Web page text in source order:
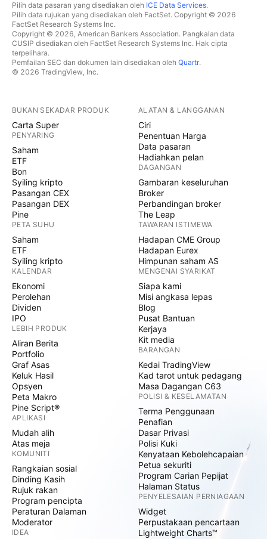
Pilih data pasaran yang disediakan oleh ICE Data Services.
Pilih data rujukan yang disediakan oleh FactSet. Copyright © 2026
FactSet Research Systems Inc.
Copyright © 2026, American Bankers Association. Pangkalan data
CUSIP disediakan oleh FactSet Research Systems Inc. Hak cipta
terpelihara.
Pemfailan SEC dan dokumen lain disediakan oleh Quartr.
© 2026 TradingView, Inc.
BUKAN SEKADAR PRODUK
Carta Super
PENYARING
Saham
ETF
Bon
Syiling kripto
Pasangan CEX
Pasangan DEX
Pine
PETA SUHU
Saham
ETF
Syiling kripto
KALENDAR
Ekonomi
Perolehan
Dividen
IPO
LEBIH PRODUK
Aliran Berita
Portfolio
Graf Asas
Keluk Hasil
Opsyen
Peta Makro
Pine Script®
APLIKASI
Mudah alih
Atas meja
KOMUNITI
Rangkaian sosial
Dinding Kasih
Rujuk rakan
Program pencipta
Peraturan Dalaman
Moderator
IDEA
ALATAN & LANGGANAN
Ciri
Penentuan Harga
Data pasaran
Hadiahkan pelan
DAGANGAN
Gambaran keseluruhan
Broker
Perbandingan broker
The Leap
TAWARAN ISTIMEWA
Hadapan CME Group
Hadapan Eurex
Himpunan saham AS
MENGENAI SYARIKAT
Siapa kami
Misi angkasa lepas
Blog
Pusat Bantuan
Kerjaya
Kit media
BARANGAN
Kedai TradingView
Kad tarot untuk pedagang
Masa Dagangan C63
POLISI & KESELAMATAN
Terma Penggunaan
Penafian
Dasar Privasi
Polisi Kuki
Kenyataan Kebolehcapaian
Petua sekuriti
Program Carian Pepijat
Halaman Status
PENYELESAIAN PERNIAGAAN
Widget
Perpustakaan pencartaan
Lightweight Charts™